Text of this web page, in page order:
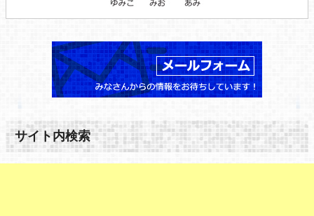
サイト内検索